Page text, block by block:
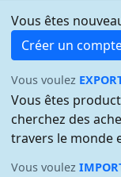
Vous êtes
Créer un
Vous voulez
Vous êtes
cherchez des
travers le monde
Vous voulez